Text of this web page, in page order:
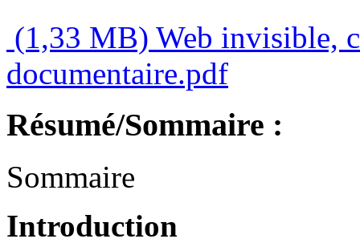
(1,33 MB) Web invisible,
documentaire.pdf
Résumé/Sommaire :
Sommaire
Introduction